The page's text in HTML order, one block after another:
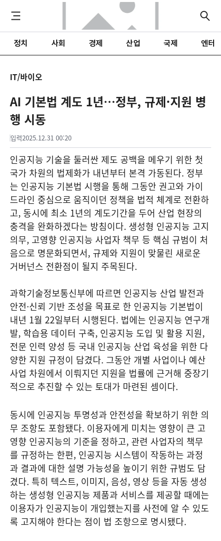
정치 사회 경제 산업 국제 엔터
IT/바이오
AI 기본법 계도 1년…정부, 규제·지원 병
행 시동
입력2025.12.31 00:20
인공지능 기술을 둘러싼 제도 공백을 메우기 위한 첫
국가 차원의 법제화가 내년부터 본격 가동된다. 정부
는 인공지능 기본법 시행을 통해 그동안 권고와 가이
드라인 중심으로 움직이던 정책을 법적 체계로 전환하
고, 동시에 최소 1년의 계도기간을 두어 산업 현장의
충격을 완화하겠다는 방침이다. 생성형 인공지능 고지
의무, 고영향 인공지능 사업자 책무 등 핵심 규범이 처
음으로 명문화되면서, 규제와 지원이 맞물린 새로운
거버넌스 전환점이 될지 주목된다.
과학기술정보통신부에 따르면 인공지능 산업 발전과
안전·신뢰 기반 조성을 목표로 한 인공지능 기본법이
내년 1월 22일부터 시행된다. 법에는 인공지능 연구개
발, 학습용 데이터 구축, 인공지능 도입 및 활용 지원,
전문 인력 양성 등 국내 인공지능 산업 육성을 위한 다
양한 지원 규정이 담겼다. 그동안 개별 사업이나 예산
사업 차원에서 이뤄지던 지원을 법률에 근거해 중장기
적으로 추진할 수 있는 토대가 마련된 셈이다.
동시에 인공지능 투명성과 안전성을 확보하기 위한 의
무 조항도 포함됐다. 이용자에게 미치는 영향이 큰 고
영향 인공지능의 기준을 정하고, 관련 사업자의 책무
를 규정하는 한편, 인공지능 시스템이 작동하는 과정
과 결과에 대한 설명 가능성을 높이기 위한 규범도 담
겼다. 특히 텍스트, 이미지, 음성, 영상 등을 자동 생성
하는 생성형 인공지능 제품과 서비스를 제공할 때에는
이용자가 인공지능이 개입했는지를 사전에 알 수 있도
록 고지해야 한다는 점이 법 조항으로 명시됐다.